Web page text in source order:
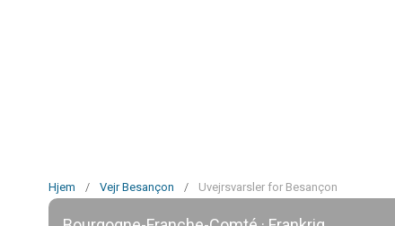
Hjem / Vejr Besançon / Uvejrsvarsler for Besançon